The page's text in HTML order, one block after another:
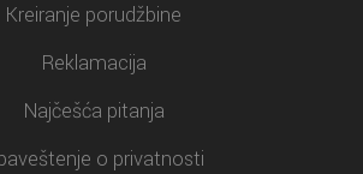
Kreiranje porudžbine
Reklamacija
Najčešća pitanja
o privatnosti